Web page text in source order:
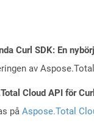
Curl SDK: En
av
Cloud API för
på Aspose.Total